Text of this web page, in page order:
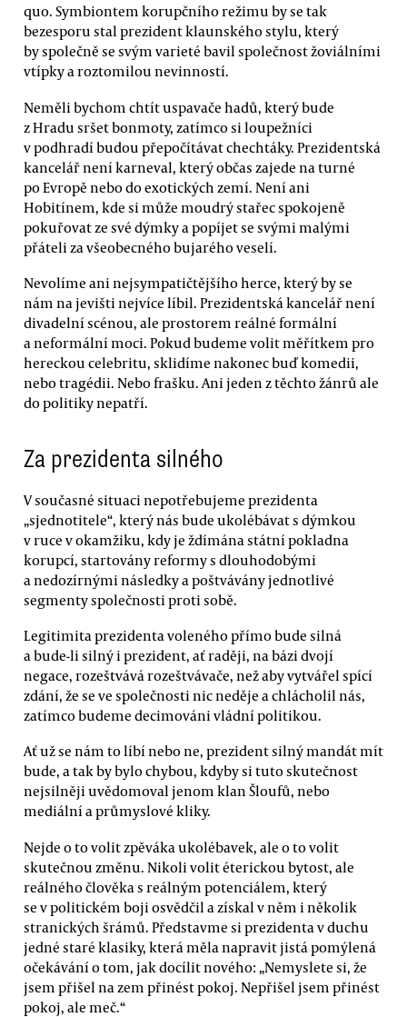
quo. Symbiontem korupčního režimu by se tak
bezesporu stal prezident klaunského stylu, který
by společně se svým varieté bavil společnost žoviálními
vtípky a roztomilou nevinností.
Neměli bychom chtít uspavače hadů, který bude
z Hradu sršet bonmoty, zatímco si loupežníci
v podhradí budou přepočítávat chechtáky. Prezidentská
kancelář není karneval, který občas zajede na turné
po Evropě nebo do exotických zemí. Není ani
Hobitínem, kde si může moudrý stařec spokojeně
pokuřovat ze své dýmky a popíjet se svými malými
přáteli za všeobecného bujarého veselí.
Nevolíme ani nejsympatičtějšího herce, který by se
nám na jevišti nejvíce líbil. Prezidentská kancelář není
divadelní scénou, ale prostorem reálné formální
a neformální moci. Pokud budeme volit měřítkem pro
hereckou celebritu, sklidíme nakonec buď komedii,
nebo tragédii. Nebo frašku. Ani jeden z těchto žánrů ale
do politiky nepatří.
Za prezidenta silného
V současné situaci nepotřebujeme prezidenta
„sjednotitele“, který nás bude ukolébávat s dýmkou
v ruce v okamžiku, kdy je ždímána státní pokladna
korupcí, startovány reformy s dlouhodobými
a nedozírnými následky a poštvávány jednotlivé
segmenty společnosti proti sobě.
Legitimita prezidenta voleného přímo bude silná
a bude-li silný i prezident, ať raději, na bázi dvojí
negace, rozeštvává rozeštvávače, než aby vytvářel spící
zdání, že se ve společnosti nic neděje a chlácholil nás,
zatímco budeme decimováni vládní politikou.
Ať už se nám to líbí nebo ne, prezident silný mandát mít
bude, a tak by bylo chybou, kdyby si tuto skutečnost
nejsilněji uvědomoval jenom klan Šloufů, nebo
mediální a průmyslové kliky.
Nejde o to volit zpěváka ukolébavek, ale o to volit
skutečnou změnu. Nikoli volit éterickou bytost, ale
reálného člověka s reálným potenciálem, který
se v politickém boji osvědčil a získal v něm i několik
stranických šrámů. Představme si prezidenta v duchu
jedné staré klasiky, která měla napravit jistá pomýlená
očekávání o tom, jak docílit nového: „Nemyslete si, že
jsem přišel na zem přinést pokoj. Nepřišel jsem přinést
pokoj, ale meč.“